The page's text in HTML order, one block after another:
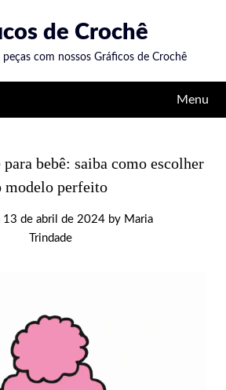
de Crochê
com nossos Gráficos de Crochê
Menu
bebê: saiba como escolher
modelo perfeito
13 de abril de 2024 by Maria
Trindade